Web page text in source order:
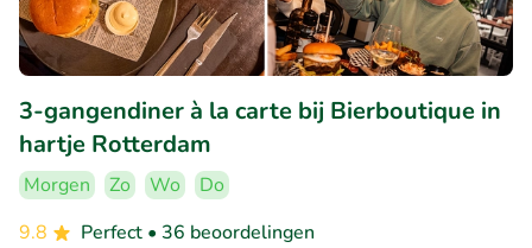
3-gangendiner à la carte bij Bierboutique in
hartje Rotterdam
Morgen Zo Wo
Do
9.8
Perfect • 36 beoordelingen